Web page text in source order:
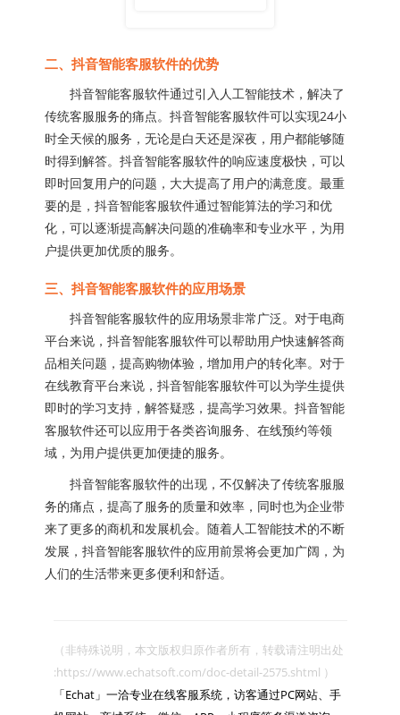
二、抖音智能客服软件的优势
抖音智能客服软件通过引入人工智能技术，解决了
传统客服服务的痛点。抖音智能客服软件可以实现24小
时全天候的服务，无论是白天还是深夜，用户都能够随
时得到解答。抖音智能客服软件的响应速度极快，可以
即时回复用户的问题，大大提高了用户的满意度。最重
要的是，抖音智能客服软件通过智能算法的学习和优
化，可以逐渐提高解决问题的准确率和专业水平，为用
户提供更加优质的服务。
三、抖音智能客服软件的应用场景
抖音智能客服软件的应用场景非常广泛。对于电商
平台来说，抖音智能客服软件可以帮助用户快速解答商
品相关问题，提高购物体验，增加用户的转化率。对于
在线教育平台来说，抖音智能客服软件可以为学生提供
即时的学习支持，解答疑惑，提高学习效果。抖音智能
客服软件还可以应用于各类咨询服务、在线预约等领
域，为用户提供更加便捷的服务。
抖音智能客服软件的出现，不仅解决了传统客服服
务的痛点，提高了服务的质量和效率，同时也为企业带
来了更多的商机和发展机会。随着人工智能技术的不断
发展，抖音智能客服软件的应用前景将会更加广阔，为
人们的生活带来更多便利和舒适。
（非特殊说明，本文版权归原作者所有，转载请注明出处
:https://www.echatsoft.com/doc-detail-2575.shtml ）
「Echat」一洽专业在线客服系统，访客通过PC网站、手